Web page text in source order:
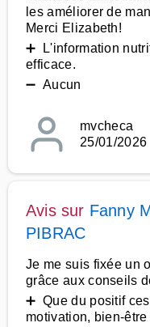
les améliorer de
Merci Elizabeth!
➕ L'information
efficace.
➖ Aucun
mvcheca
25/01/2026
Avis sur Fanny
PIBRAC
Je me suis fixée un
grâce aux conseils
➕ Que du positif
motivation, bien-être